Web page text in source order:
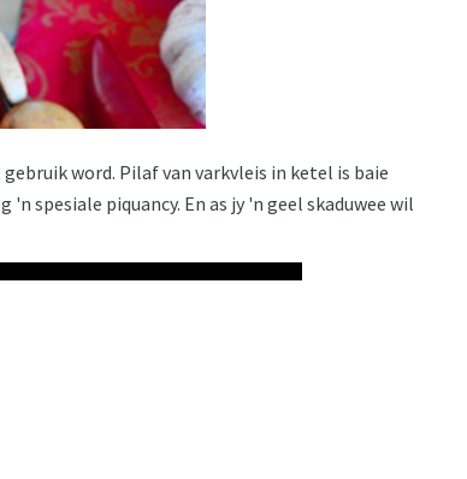
word. Pilaf van varkvleis in ketel is baie
spesiale piquancy. En as jy 'n geel skaduwee wil